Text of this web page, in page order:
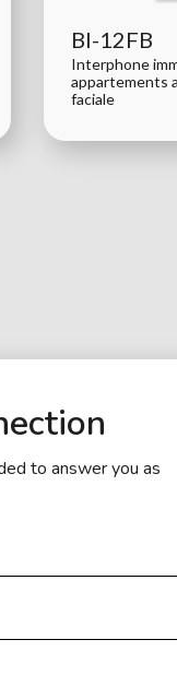
BI-12FB
Interphone
appartements
faciale
to answer you as